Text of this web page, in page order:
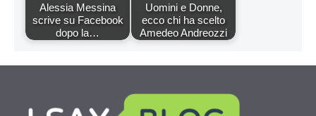
Alessia Messina
scrive su Facebook
dopo la…
Uomini e Donne,
ecco chi ha scelto
Amedeo Andreozzi